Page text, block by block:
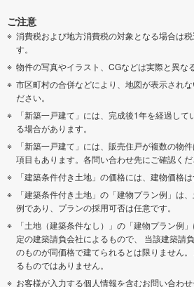
ご注意
消費税および地方消費税の対象となる場合は
す。
物件の写真やイラスト、CGなどは実際と異な
市区町村の合併などにより、地図が表示され
ださい。
「新築一戸建て」には、完成後1年を経過し
る場合があります。
「新築一戸建て」には、販売住戸が複数の物
項目もあります。各問い合わせ先にご確認くだ
「建築条件付き土地」の価格には、建物価格は
「建築条件付き土地」の「建物プラン例」は
例であり、プランの採用可否は任意です。
「土地（建築条件なし）」の「建物プラン例
定の建築請負会社によるもので、 当該建築請
のものが同価格で建てられるとは限りません
るものではありません。
お客様が入力する個人情報を含むお問い合わ